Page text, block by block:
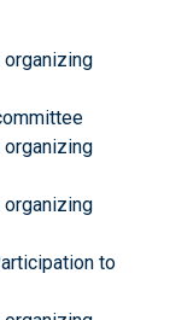
organizing
organizing
organizing
to